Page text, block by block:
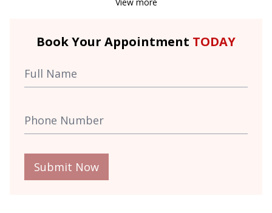
Book Your Appointment TODAY
Submit Now